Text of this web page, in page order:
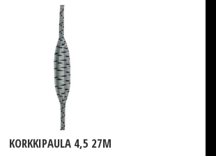
KORKKIPAULA 4,5 27M